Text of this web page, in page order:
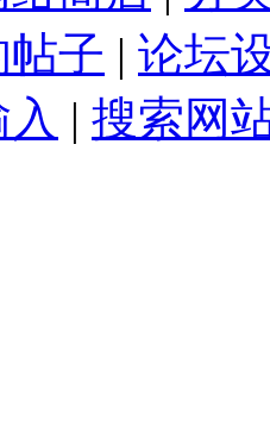
子 | 论坛
| 搜索网